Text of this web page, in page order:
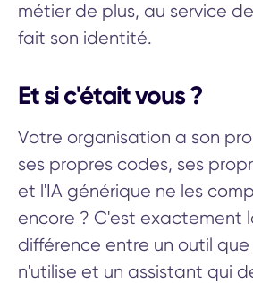
métier de plus, au service
fait son identité.
Et si c'était vous ?
Votre organisation a son
ses propres codes, ses
et l'IA générique ne les
encore ? C'est exactement
différence entre un outil
n'utilise et un assistant qui